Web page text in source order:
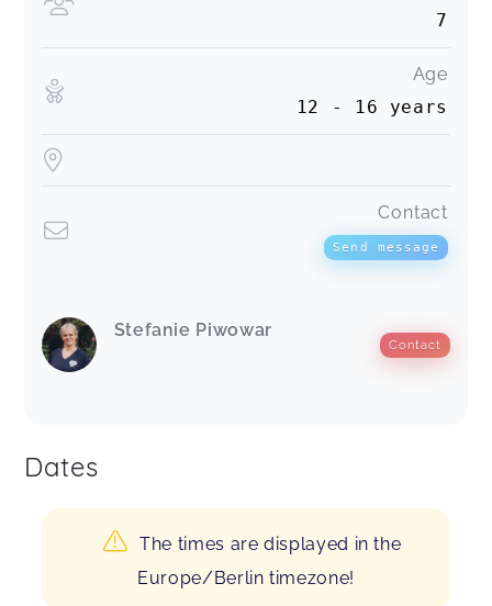
7
Age
12 - 16 years
Contact
Send message
Stefanie Piwowar
Contact
Dates
The times are displayed in the
Europe/Berlin timezone!